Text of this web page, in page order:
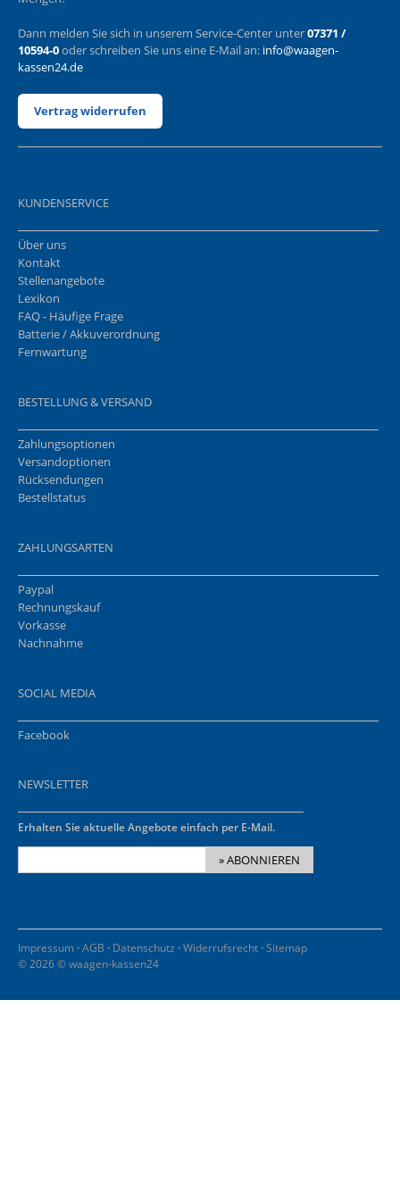
Dann melden Sie sich in unserem Service-Center unter07371 /
10594-0oder schreiben Sie uns eine E-Mail an: info@waagen-
kassen24.de
Vertrag widerrufen
KUNDENSERVICE
Über uns
Kontakt
Stellenangebote
Lexikon
FAQ - Häufige Frage
Batterie / Akkuverordnung
Fernwartung
BESTELLUNG & VERSAND
Zahlungsoptionen
Versandoptionen
Rücksendungen
Bestellstatus
ZAHLUNGSARTEN
Paypal
Rechnungskauf
Vorkasse
Nachnahme
SOCIAL MEDIA
Facebook
NEWSLETTER
Erhalten Sie aktuelle Angebote einfach per E-Mail.
» ABONNIEREN
Impressum ·AGB · Datenschutz ·Widerrufsrecht ·Sitemap
© 2026 © waagen-kassen24